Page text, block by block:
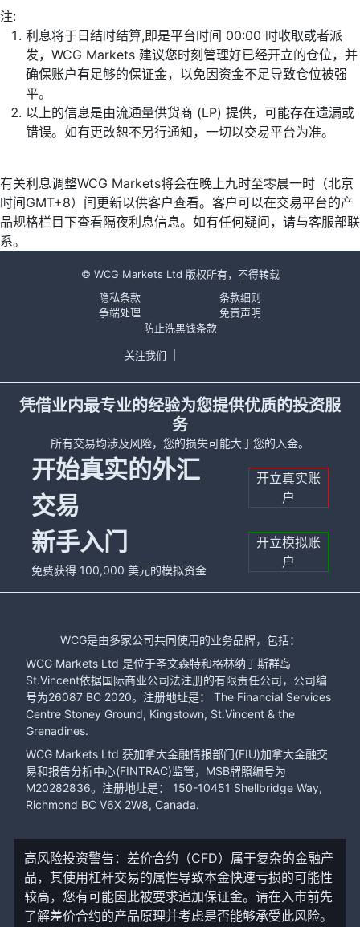
注:
利息将于日结时结算,即是平台时间 00:00 时收取或者派
发，WCG Markets 建议您时刻管理好已经开立的仓位，并
确保账户有足够的保证金，以免因资金不足导致仓位被强
平。
以上的信息是由流通量供货商 (LP) 提供，可能存在遗漏或
错误。如有更改恕不另行通知，一切以交易平台为准。
有关利息调整WCG Markets将会在晚上九时至零晨一时（北京
时间GMT+8）间更新以供客户查看。客户可以在交易平台的产
品规格栏目下查看隔夜利息信息。如有任何疑问，请与客服部联
系。
© WCG Markets Ltd 版权所有，不得转载
隐私条款
条款细则
争端处理
免责声明
防止洗黑钱条款
关注我们
凭借业内最专业的经验为您提供优质的投资服
务
所有交易均涉及风险，您的损失可能大于您的入金。
开始真实的外汇
交易
开立真实账
户
新手入门
免费获得 100,000 美元的模拟资金
开立模拟账
户
WCG是由多家公司共同使用的业务品牌，包括：
WCG Markets Ltd 是位于圣文森特和格林纳丁斯群岛
St.Vincent依据国际商业公司法注册的有限责任公司，公司编
号为26087 BC 2020。注册地址是： The Financial Services
Centre Stoney Ground, Kingstown, St.Vincent & the
Grenadines.
WCG Markets Ltd 获加拿大金融情报部门(FIU)加拿大金融交
易和报告分析中心(FINTRAC)监管，MSB牌照编号为
M20282836。注册地址是： 150-10451 Shellbridge Way,
Richmond BC V6X 2W8, Canada.
高风险投资警告：差价合约（CFD）属于复杂的金融产
品，其使用杠杆交易的属性导致本金快速亏损的可能性
较高，您有可能因此被要求追加保证金。请在入市前先
了解差价合约的产品原理并考虑是否能够承受此风险。